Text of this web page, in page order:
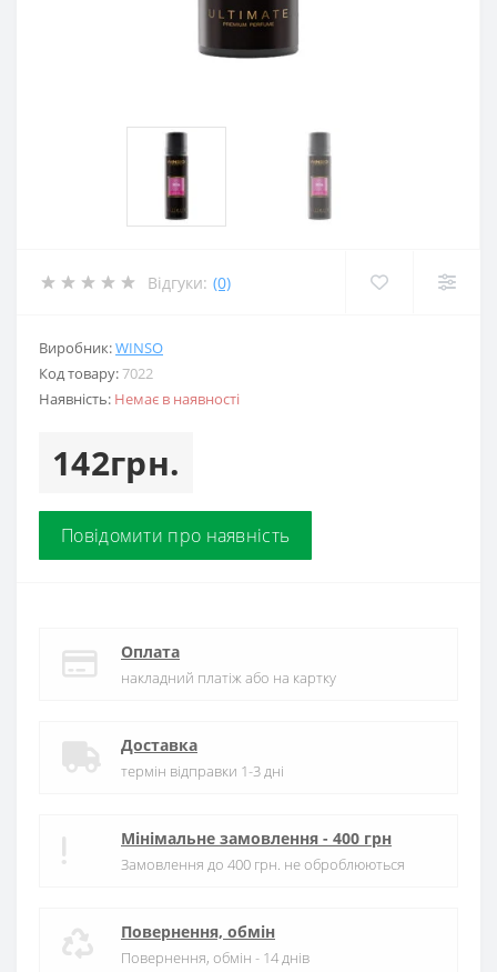
Відгуки: (0)
Виробник:WINSO
Код товару:7022
Наявність: Немає в наявності
142грн.
Повідомити про наявність
Оплата
накладний платіж або на картку
Доставка
термін відправки 1-3 дні
Мінімальне замовлення - 400 грн
Замовлення до 400 грн. не оброблюються
Повернення, обмін
Повернення, обмін - 14 днів